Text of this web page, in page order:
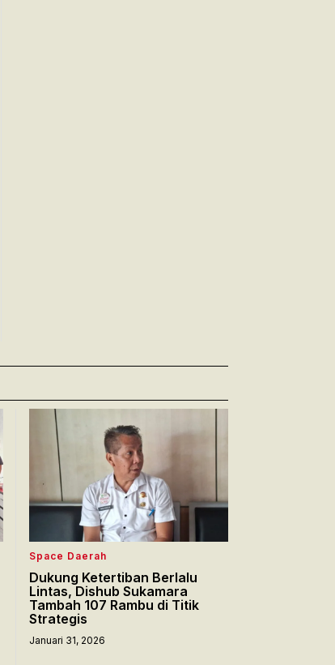
Space Daerah
Dukung Ketertiban Berlalu
Lintas, Dishub Sukamara
Tambah 107 Rambu di Titik
Strategis
Januari 31, 2026